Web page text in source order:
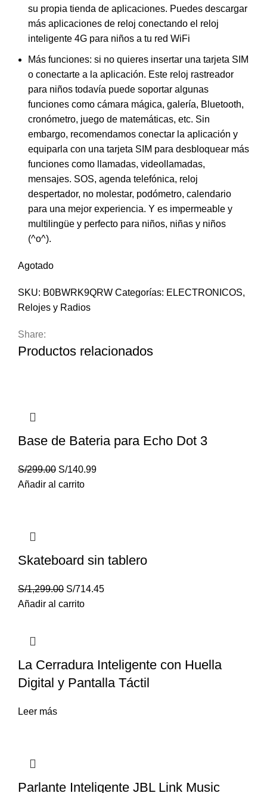
su propia tienda de aplicaciones. Puedes descargar
más aplicaciones de reloj conectando el reloj
inteligente 4G para niños a tu red WiFi
Más funciones: si no quieres insertar una tarjeta SIM
o conectarte a la aplicación. Este reloj rastreador
para niños todavía puede soportar algunas
funciones como cámara mágica, galería, Bluetooth,
cronómetro, juego de matemáticas, etc. Sin
embargo, recomendamos conectar la aplicación y
equiparla con una tarjeta SIM para desbloquear más
funciones como llamadas, videollamadas,
mensajes. SOS, agenda telefónica, reloj
despertador, no molestar, podómetro, calendario
para una mejor experiencia. Y es impermeable y
multilingüe y perfecto para niños, niñas y niños
(^o^).
Agotado
SKU: B0BWRK9QRW Categorías: ELECTRONICOS,
Relojes y Radios
Share:
Productos relacionados
Base de Bateria para Echo Dot 3
S/299.00 S/140.99
Añadir al carrito
Skateboard sin tablero
S/1,299.00 S/714.45
Añadir al carrito
La Cerradura Inteligente con Huella
Digital y Pantalla Táctil
Leer más
Parlante Inteligente JBL Link Music